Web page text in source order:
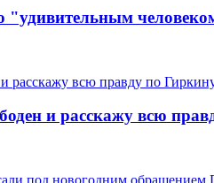
"удивительным
и расскажу всю